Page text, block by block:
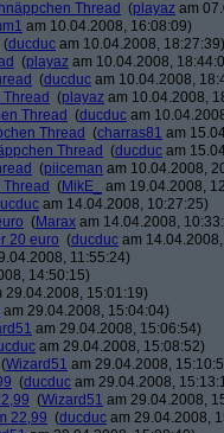
Thread (playaz am
am 10.04.2008, 16:08:09)
(ducduc am 10.04.2008, 18:27:39)
(playaz am 10.04.2008,
(ducduc am 10.04.2008,
(playaz am 10.04.2008,
Thread (ducduc am
Thread (charras81 am
Thread (ducduc am
(piiceman am 10.04.2008,
(MikE_
am 19.04.2008,
am 14.04.2008, 10:27:25)
(Marax am 14.04.2008,
20 euro (ducduc am
11:55:24)
14:50:15)
29.04.2008, 15:01:19)
am 29.04.2008, 15:04:04)
am 29.04.2008, 15:06:54)
am 29.04.2008, 15:08:52)
(Wizard51 am 29.04.2008,
(ducduc am 29.04.2008,
(Wizard51 am 29.04.2008,
22,99 (ducduc am 29.04.2008,